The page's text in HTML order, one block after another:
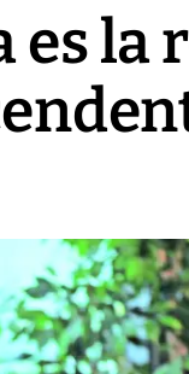
es
Japón: